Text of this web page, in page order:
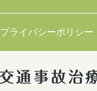
プライバシーポリシー